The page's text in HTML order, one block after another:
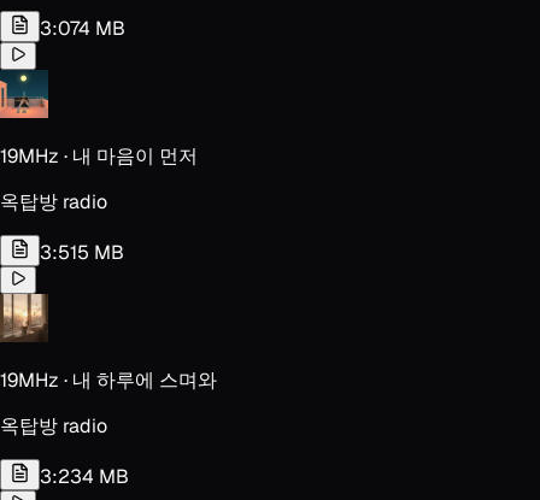
3:074 MB
19MHz · 내 마음이 먼저
옥탑방 radio
3:515 MB
19MHz · 내 하루에 스며와
옥탑방 radio
3:234 MB